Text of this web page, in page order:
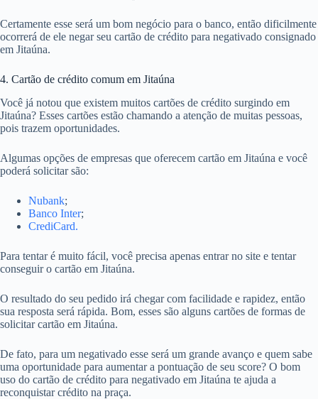
Certamente esse será um bom negócio para o banco, então dificilmente
ocorrerá de ele negar seu cartão de crédito para negativado consignado
em Jitaúna.
4. Cartão de crédito comum em Jitaúna
Você já notou que existem muitos cartões de crédito surgindo em
Jitaúna? Esses cartões estão chamando a atenção de muitas pessoas,
pois trazem oportunidades.
Algumas opções de empresas que oferecem cartão em Jitaúna e você
poderá solicitar são:
Nubank;
Banco Inter;
CrediCard.
Para tentar é muito fácil, você precisa apenas entrar no site e tentar
conseguir o cartão em Jitaúna.
O resultado do seu pedido irá chegar com facilidade e rapidez, então
sua resposta será rápida. Bom, esses são alguns cartões de formas de
solicitar cartão em Jitaúna.
De fato, para um negativado esse será um grande avanço e quem sabe
uma oportunidade para aumentar a pontuação de seu score? O bom
uso do cartão de crédito para negativado em Jitaúna te ajuda a
reconquistar crédito na praça.